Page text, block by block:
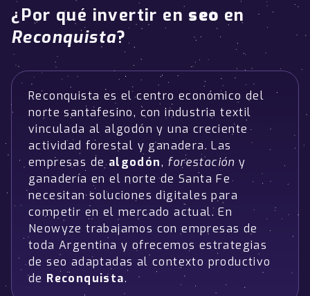
¿Por qué invertir en seo en
Reconquista?
Reconquista es el centro económico del
norte santafesino, con industria textil
vinculada al algodón y una creciente
actividad forestal y ganadera. Las
empresas dealgodón, forestación y
ganadería en el norte de Santa Fe
necesitan soluciones digitales para
competir en el mercado actual. En
Neowyze trabajamos con empresas de
toda Argentina y ofrecemos estrategias
de seo adaptadas al contexto productivo
de Reconquista.